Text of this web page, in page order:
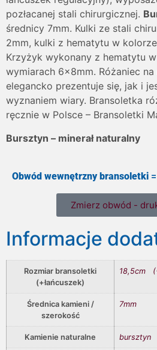
pozłacanej stali chirurgicznej.
średnicy 7mm. Kulki ze stali
2mm, kulki z hematytu w
Krzyżyk wykonany z hematytu
wymiarach 6x8mm. Różaniec
elegancko prezentuje się, jak i
wyznaniem wiary. Bransoletka
ręcznie w Polsce – Bransoletki
Bursztyn – minerał naturalny
Obwód wewnętrzny bransoletki =
Zmierz obwód -
Informacje
Rozmiar bransoletki
(+łańcuszek)
18,5cm
Średnica kamieni /
szerokość
7mm
Kamienie naturalne bursztyn